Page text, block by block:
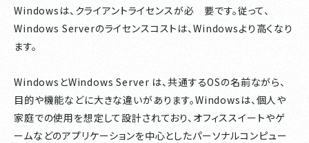
Windowsは、クライアントライセンスが必 要です。従って、
Windows Serverのライセンスコストは、Windowsより高くなり
ます。
WindowsとWindows Server は、共通するOSの名前ながら、
目的や機能などに大きな違いがあります。Windowsは、個人や
家庭での使用を想定して設計されており、オフィススイートやゲ
ームなどのアプリケーションを中心としたパーソナルコンピュー